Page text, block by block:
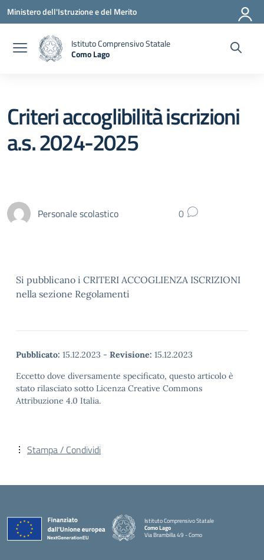
Vai ai contenuti
Vai al menu di navigazione
Vai al footer
Ministero dell'Istruzione e del Merito
Istituto Comprensivo Statale
Como Lago
— Visita la pagina iniziale della scuola
Criteri accoglibilità iscrizioni
a.s. 2024-2025
Personale scolastico 0
Si pubblicano i CRITERI ACCOGLIENZA ISCRIZIONI
nella sezione Regolamenti
Pubblicato: 15.12.2023 - Revisione: 15.12.2023
Eccetto dove diversamente specificato, questo articolo è
stato rilasciato sotto Licenza Creative Commons
Attribuzione 4.0 Italia.
Stampa / Condividi
Istituto Comprensivo Statale
Como Lago
Via Brambilla 49 - Como